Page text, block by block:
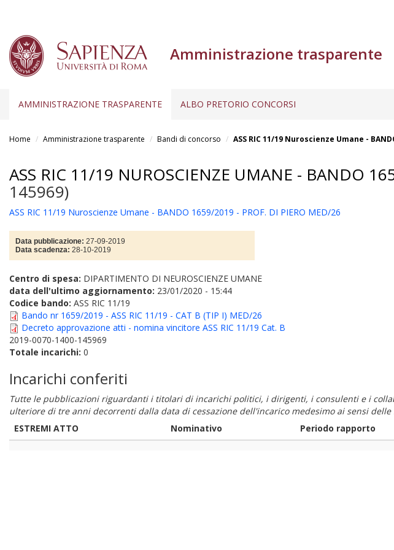
Amministrazione trasparente
AMMINISTRAZIONE TRASPARENTE ALBO PRETORIO CONCORSI
Home Amministrazione trasparente Bandi di concorso ASS RIC 11/19 Nuroscienze Umane -
ASS RIC 11/19 NUROSCIENZE UMANE - BANDO
145969)
ASS RIC 11/19 Nuroscienze Umane - BANDO 1659/2019 - PROF. DI PIERO MED/26
Data pubblicazione: 27-09-2019
Data scadenza: 28-10-2019
Centro di spesa: DIPARTIMENTO DI NEUROSCIENZE UMANE
data dell'ultimo aggiornamento: 23/01/2020 - 15:44
Codice bando: ASS RIC 11/19
Bando nr 1659/2019 - ASS RIC 11/19 - CAT B (TIP I) MED/26
Decreto approvazione atti - nomina vincitore ASS RIC 11/19 Cat. B
2019-0070-1400-145969
Totale incarichi: 0
Incarichi conferiti
Tutte le pubblicazioni riguardanti i titolari di incarichi politici, i dirigenti, i consulenti e i
ulteriore di tre anni decorrenti dalla data di cessazione dell'incarico medesimo ai sensi
ESTREMI ATTO
Nominativo Periodo rapporto